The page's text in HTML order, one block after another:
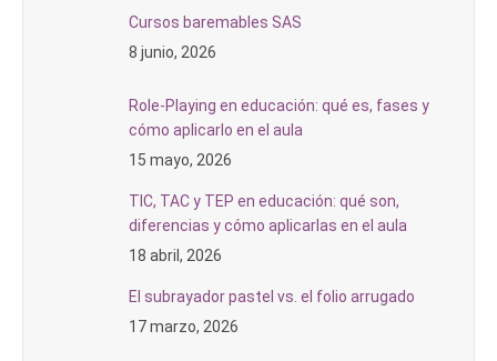
Cursos baremables SAS
8 junio, 2026
Role-Playing en educación: qué es, fases y
cómo aplicarlo en el aula
15 mayo, 2026
TIC, TAC y TEP en educación: qué son,
diferencias y cómo aplicarlas en el aula
18 abril, 2026
El subrayador pastel vs. el folio arrugado
17 marzo, 2026